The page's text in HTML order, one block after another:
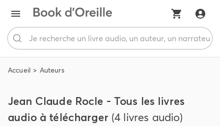
Accueil Auteurs
Jean Claude Rocle - Tous les livres
audio à télécharger (4 livres audio)